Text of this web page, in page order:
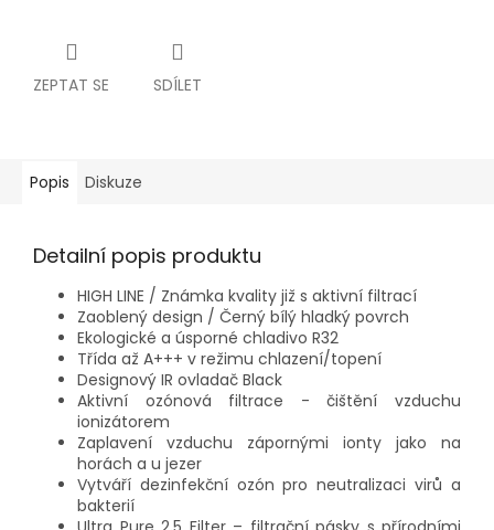
ZEPTAT SE SDÍLET
Popis Diskuze
Detailní popis produktu
HIGH LINE / Známka kvality již s aktivní filtrací
Zaoblený design / Černý bílý hladký povrch
Ekologické a úsporné chladivo R32
Třída až A+++ v režimu chlazení/topení
Designový IR ovladač Black
Aktivní ozónová filtrace - čištění vzduchu
ionizátorem
Zaplavení vzduchu zápornými ionty jako na
horách a u jezer
Vytváří dezinfekční ozón pro neutralizaci virů a
bakterií